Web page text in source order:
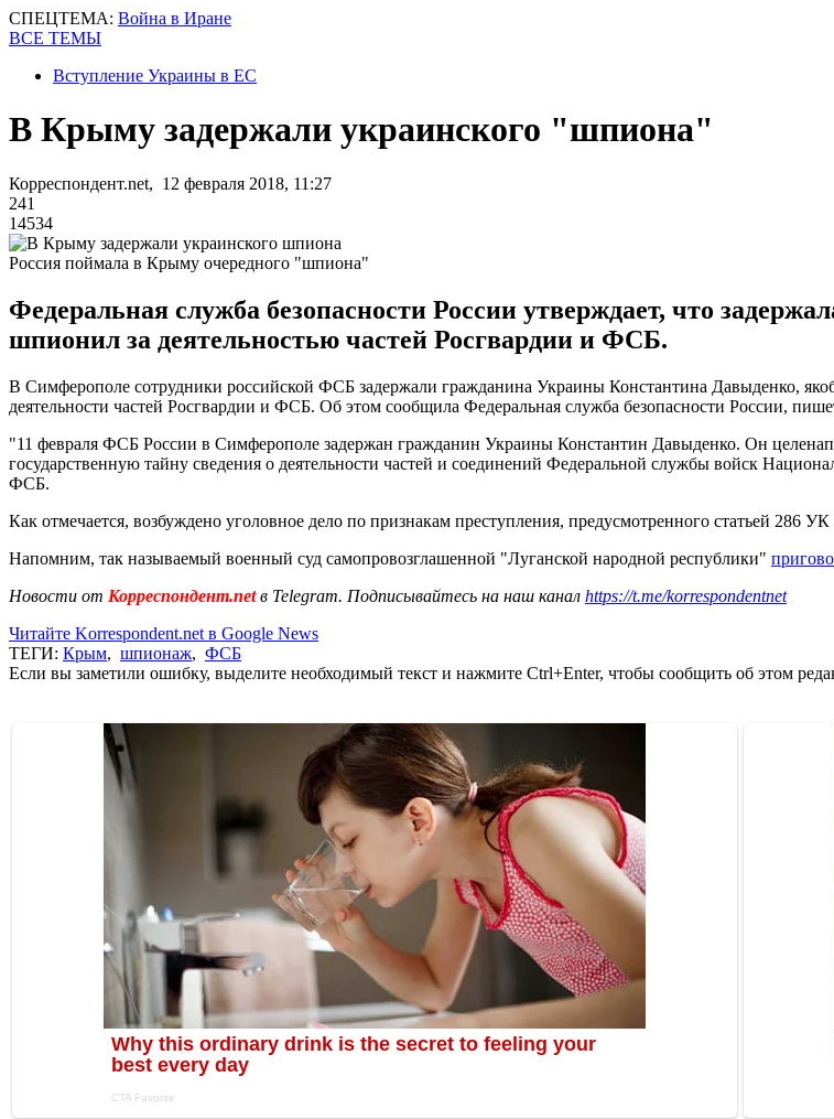
СПЕЦТЕМА: Война в Иране
ВСЕ ТЕМЫ
Вступление Украины в ЕС
В Крыму задержали украинского "шпиона"
Корреспондент.net, 12 февраля 2018, 11:27
241
14534
Россия поймала в Крыму очередного "шпиона"
Федеральная служба безопасности России утверждает, что
шпионил за деятельностью частей Росгвардии и ФСБ.
В Симферополе сотрудники российской ФСБ задержали гражданина Украины Константина Давыденко,
деятельности частей Росгвардии и ФСБ. Об этом сообщила Федеральная служба безопасности России,
"11 февраля ФСБ России в Симферополе задержан гражданин Украины Константин Давыденко. Он
государственную тайну сведения о деятельности частей и соединений Федеральной службы войск
ФСБ.
Как отмечается, возбуждено уголовное дело по признакам преступления, предусмотренного статьей 286
Напомним, так называемый военный суд самопровозглашенной "Луганской народной республики"
Новости от Корреспондент.netв Telegram. Подписывайтесь на наш канал https://t.me/korrespondentnet
Читайте Korrespondent.net в Google News
ТЕГИ: Крым, шпионаж, ФСБ
Если вы заметили ошибку, выделите необходимый текст и нажмите Ctrl+Enter, чтобы сообщить об этом